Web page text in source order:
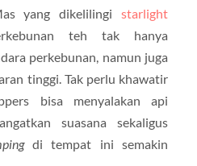
yang dikelilingistarlight
teh tak hanya
perkebunan, namun juga
tinggi. Tak perlu khawatir
bisa menyalakan api
suasana sekaligus
di tempat ini semakin